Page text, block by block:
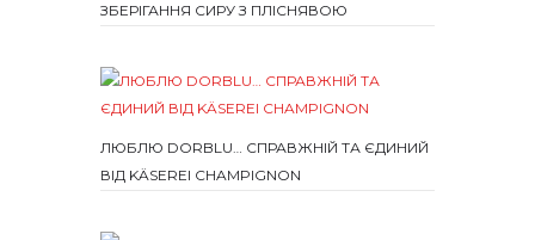
ЗБЕРІГАННЯ СИРУ З ПЛІСНЯВОЮ
ЛЮБЛЮ DORBLU… СПРАВЖНІЙ ТА ЄДИНИЙ
ВІД KÄSEREI CHAMPIGNON